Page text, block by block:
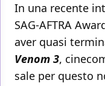
In una recente
SAG-AFTRA
aver quasi
Venom 3,
sale per questo